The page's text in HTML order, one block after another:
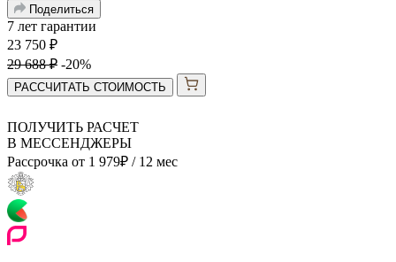
Поделиться
7 лет гарантии
23 750 ₽
29 688₽ -20%
РАССЧИТАТЬ СТОИМОСТЬ
ПОЛУЧИТЬ РАСЧЕТ
В МЕССЕНДЖЕРЫ
Рассрочка от 1 979₽ / 12 мес